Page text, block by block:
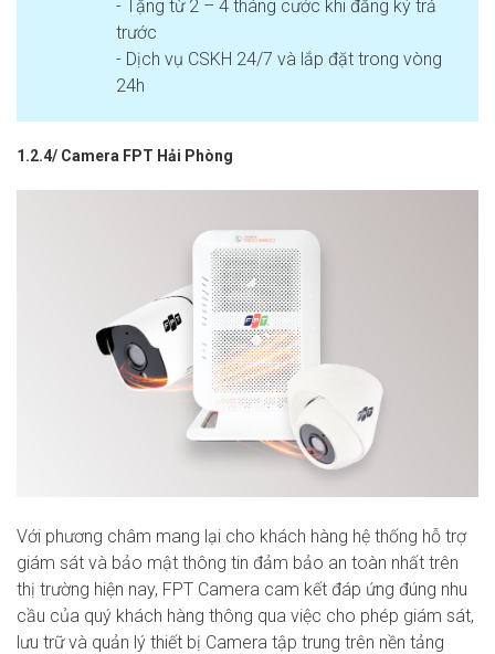
- Tặng từ 2 – 4 tháng cước khi đăng ký trả
trước
- Dịch vụ CSKH 24/7 và lắp đặt trong vòng
24h
1.2.4/ Camera FPT Hải Phòng
Với phương châm mang lại cho khách hàng hệ thống hỗ trợ
giám sát và bảo mật thông tin đảm bảo an toàn nhất trên
thị trường hiện nay, FPT Camera cam kết đáp ứng đúng nhu
cầu của quý khách hàng thông qua việc cho phép giám sát,
lưu trữ và quản lý thiết bị Camera tập trung trên nền tảng